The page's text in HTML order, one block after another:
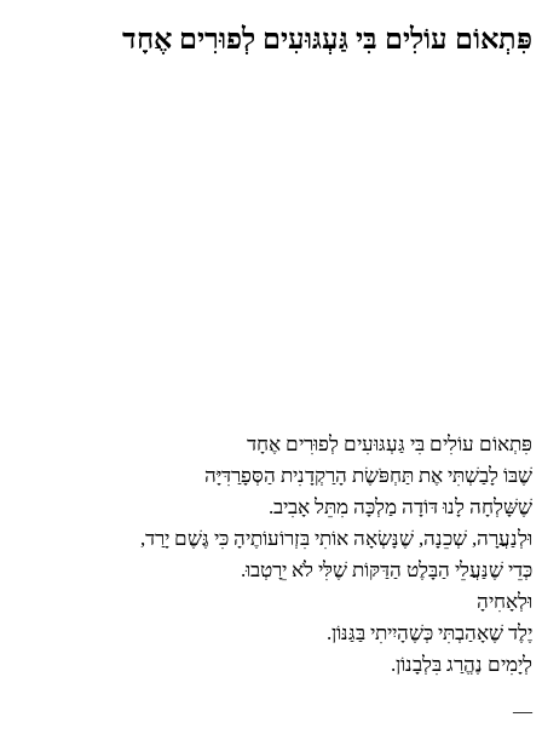
פִּתְאוֹם עוֹלִים בִּי גַּעְגּוּעִים לְפוּרִים אֶחָד
פִּתְאוֹם עוֹלִים בִּי גַּעְגּוּעִים לְפוּרִים אֶחָד
שֶׁבּוֹ לָבַשְׁתִּי אֶת תַּחְפֹּשֶׂת הָרַקְדָנִית הַסְּפָרַדִּיָּה
שֶׁשָּׁלְחָה לָנוּ דּוֹדָה מַלְכָּה מִתֵּל אָבִיב.
וּלְנַעֲרָה, שְׁכֵנָה, שֶׁנָּשְׂאָה אוֹתִי בִּזְרוֹעוֹתֶיהָ כִּי גֶּשֶׁם יָרַד,
כְּדֵי שֶׁנַּעֲלֵי הַבָּלֶט הַדַּקּוֹת שֶׁלִּי לֹא יֵרָטְבוּ.
וּלְאָחִיהָ
יֶלֶד שֶׁאָהַבְתִּי כְּשֶׁהָיִיתִי בַּגַּנּוֹן.
לְיָמִים נֶהֱרַג בִּלְבָנוֹן.
—